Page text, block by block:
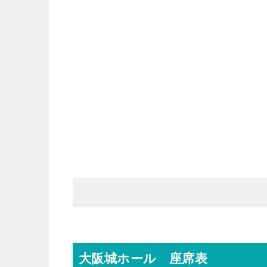
大阪城ホール 座席表